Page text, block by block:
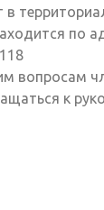
в
по
вопросам
к